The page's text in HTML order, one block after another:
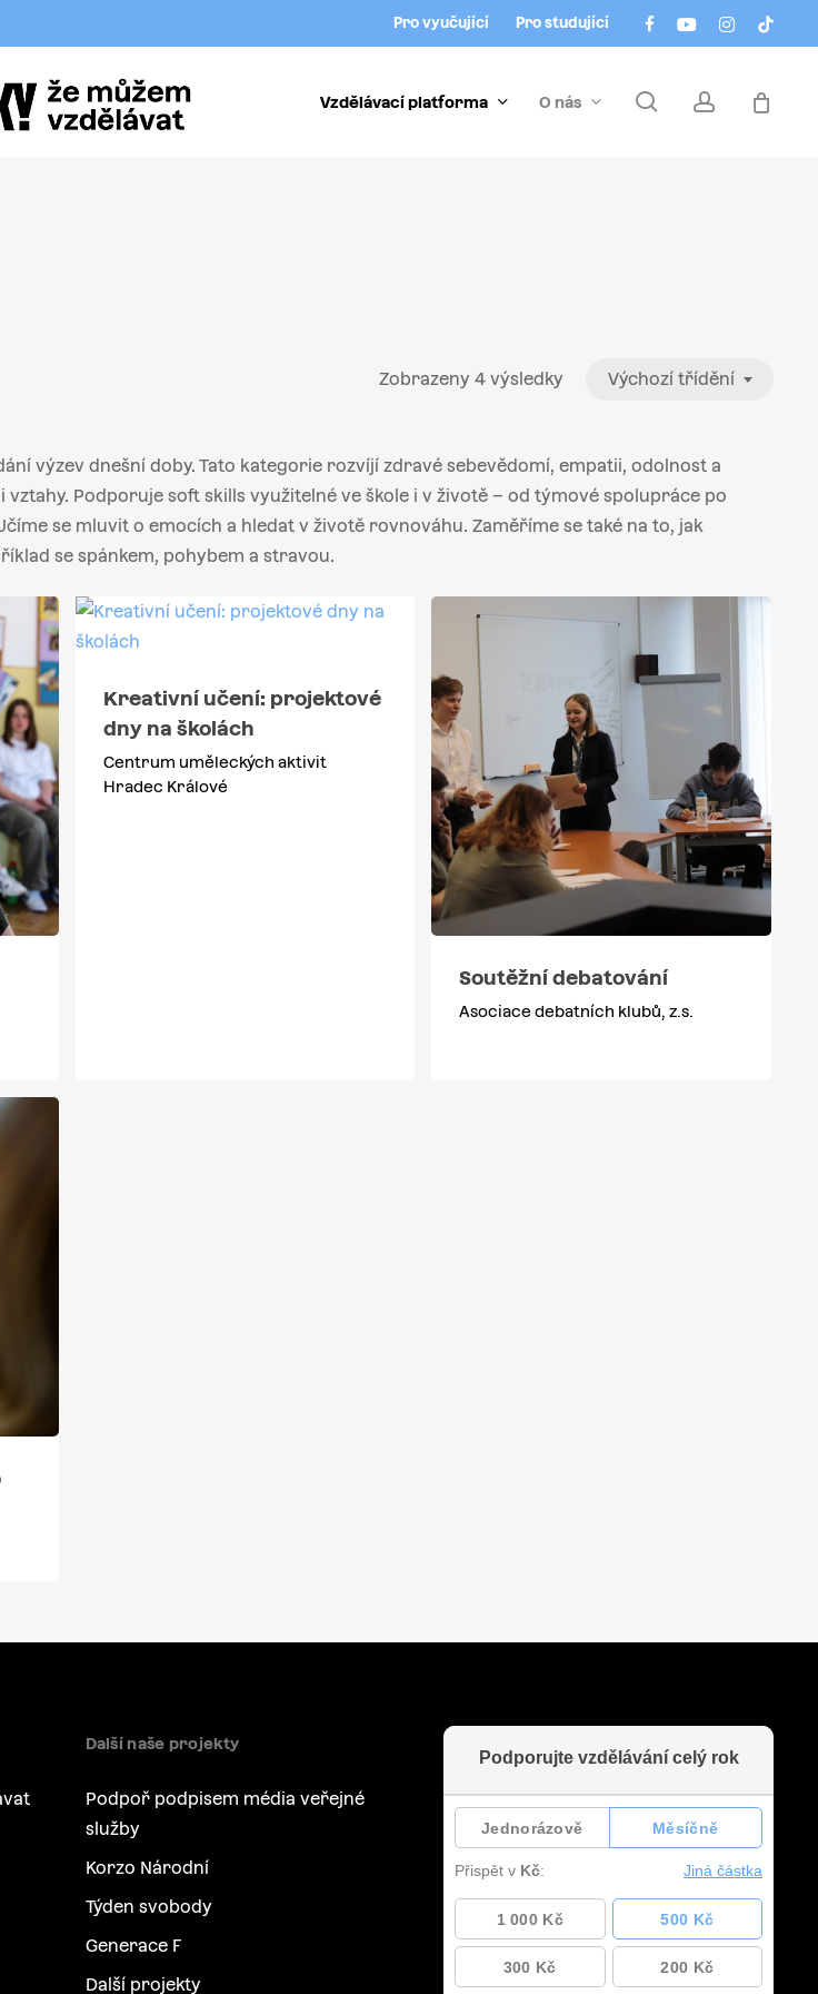
facebookyoutubeinstagram
tiktok
Pro vyučující Pro studující
Vzdělávací platforma O nás searchaccount
Zobrazeny 4 výsledky Výchozí třídění
výzev dnešní doby. Tato kategorie rozvíjí zdravé sebevědomí, empatii, odolnost a
Podporuje soft skills využitelné ve škole i v životě – od týmové spolupráce po
se mluvit o emocích a hledat v životě rovnováhu. Zaměříme se také na to, jak
se spánkem, pohybem a stravou.
Kreativní učení: projektové
dny na školách
Centrum uměleckých aktivit
Hradec Králové
Soutěžní debatování
Asociace debatních klubů, z.s.
Další naše projekty
Podpoř podpisem média veřejné
služby
Korzo Národní
Týden svobody
Generace F
Další projekty
Menu